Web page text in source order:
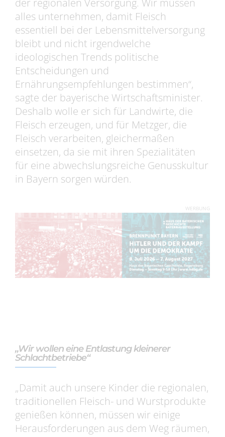
der regionalen Versorgung. Wir müssen
alles unternehmen, damit Fleisch
essentiell bei der Lebensmittelversorgung
bleibt und nicht irgendwelche
ideologischen Trends politische
Entscheidungen und
Ernährungsempfehlungen bestimmen“,
sagte der bayerische Wirtschaftsminister.
Deshalb wolle er sich für Landwirte, die
Fleisch erzeugen, und für Metzger, die
Fleisch verarbeiten, gleichermaßen
einsetzen, da sie mit ihren Spezialitäten
für eine abwechslungsreiche Genusskultur
in Bayern sorgen würden.
WERBUNG
„Wir wollen eine Entlastung kleinerer
Schlachtbetriebe“
„Damit auch unsere Kinder die regionalen,
traditionellen Fleisch- und Wurstprodukte
genießen können, müssen wir einige
Herausforderungen aus dem Weg räumen,